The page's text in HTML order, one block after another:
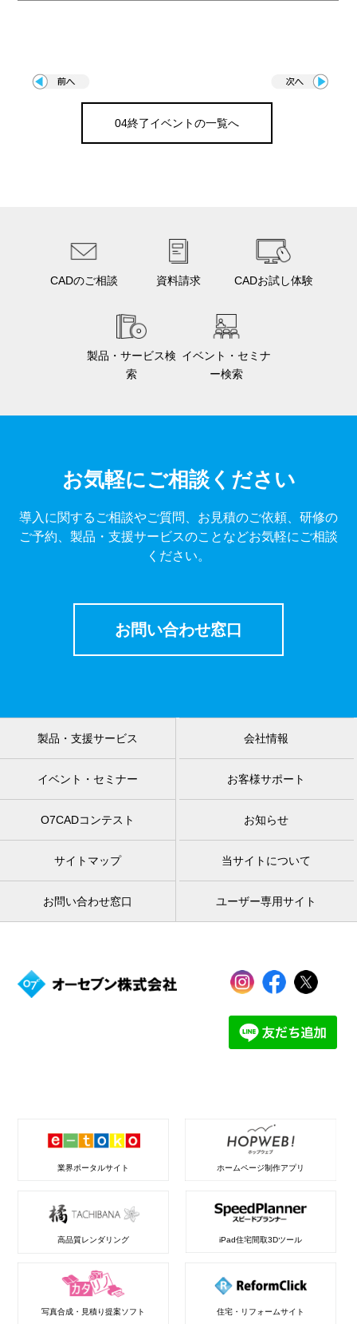
04終了イベントの一覧へ
CADのご相談 資料請求 CADお試し体験
製品・サービス検
索
イベント・セミナ
ー検索
お気軽にご相談ください
導入に関するご相談やご質問、お見積のご依頼、研修の
ご予約、製品・支援サービスのことなどお気軽にご相談
ください。
お問い合わせ窓口
製品・支援サービス 会社情報
イベント・セミナー お客様サポート
O7CADコンテスト お知らせ
サイトマップ 当サイトについて
お問い合わせ窓口 ユーザー専用サイト
業界ポータルサイト ホームページ制作アプリ
高品質レンダリング iPad住宅間取3Dツール
写真合成・見積り提案ソフト 住宅・リフォームサイト